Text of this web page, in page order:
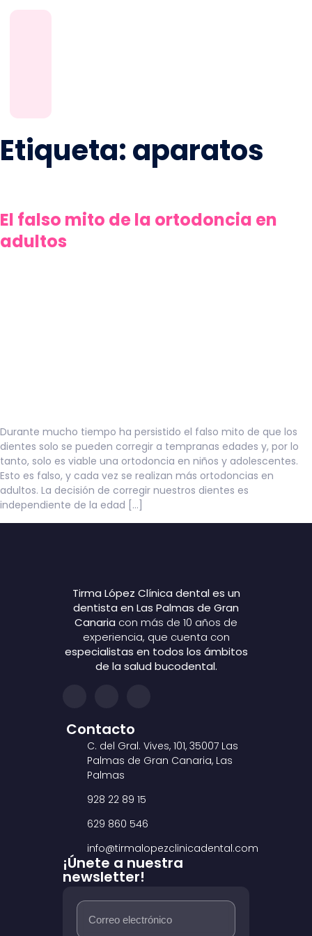
Etiqueta:aparatos
El falso mito de la ortodoncia en
adultos
Durante mucho tiempo ha persistido el falso mito de que los
dientes solo se pueden corregir a tempranas edades y, por lo
tanto, solo es viable una ortodoncia en niños y adolescentes.
Esto es falso, y cada vez se realizan más ortodoncias en
adultos. La decisión de corregir nuestros dientes es
independiente de la edad […]
Tirma López Clínica dental es un
dentista en Las Palmas de Gran
Canaria con más de 10 años de
experiencia, que cuenta con
especialistas en todos los ámbitos
de la salud bucodental.
Contacto
C. del Gral. Vives, 101, 35007 Las
Palmas de Gran Canaria, Las
Palmas
928 22 89 15
629 860 546
info@tirmalopezclinicadental.com
¡Únete a nuestra
newsletter!